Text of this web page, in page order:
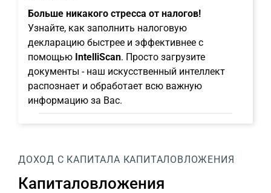
Больше никакого стресса от налогов!
Узнайте, как заполнить налоговую
декларацию быстрее и эффективнее с
помощью IntelliScan. Просто загрузите
документы - наш искусственный интеллект
распознает и обработает всю важную
информацию за Вас.
ДОХОД С КАПИТАЛА КАПИТАЛОВЛОЖЕНИЯ
Капиталовложения